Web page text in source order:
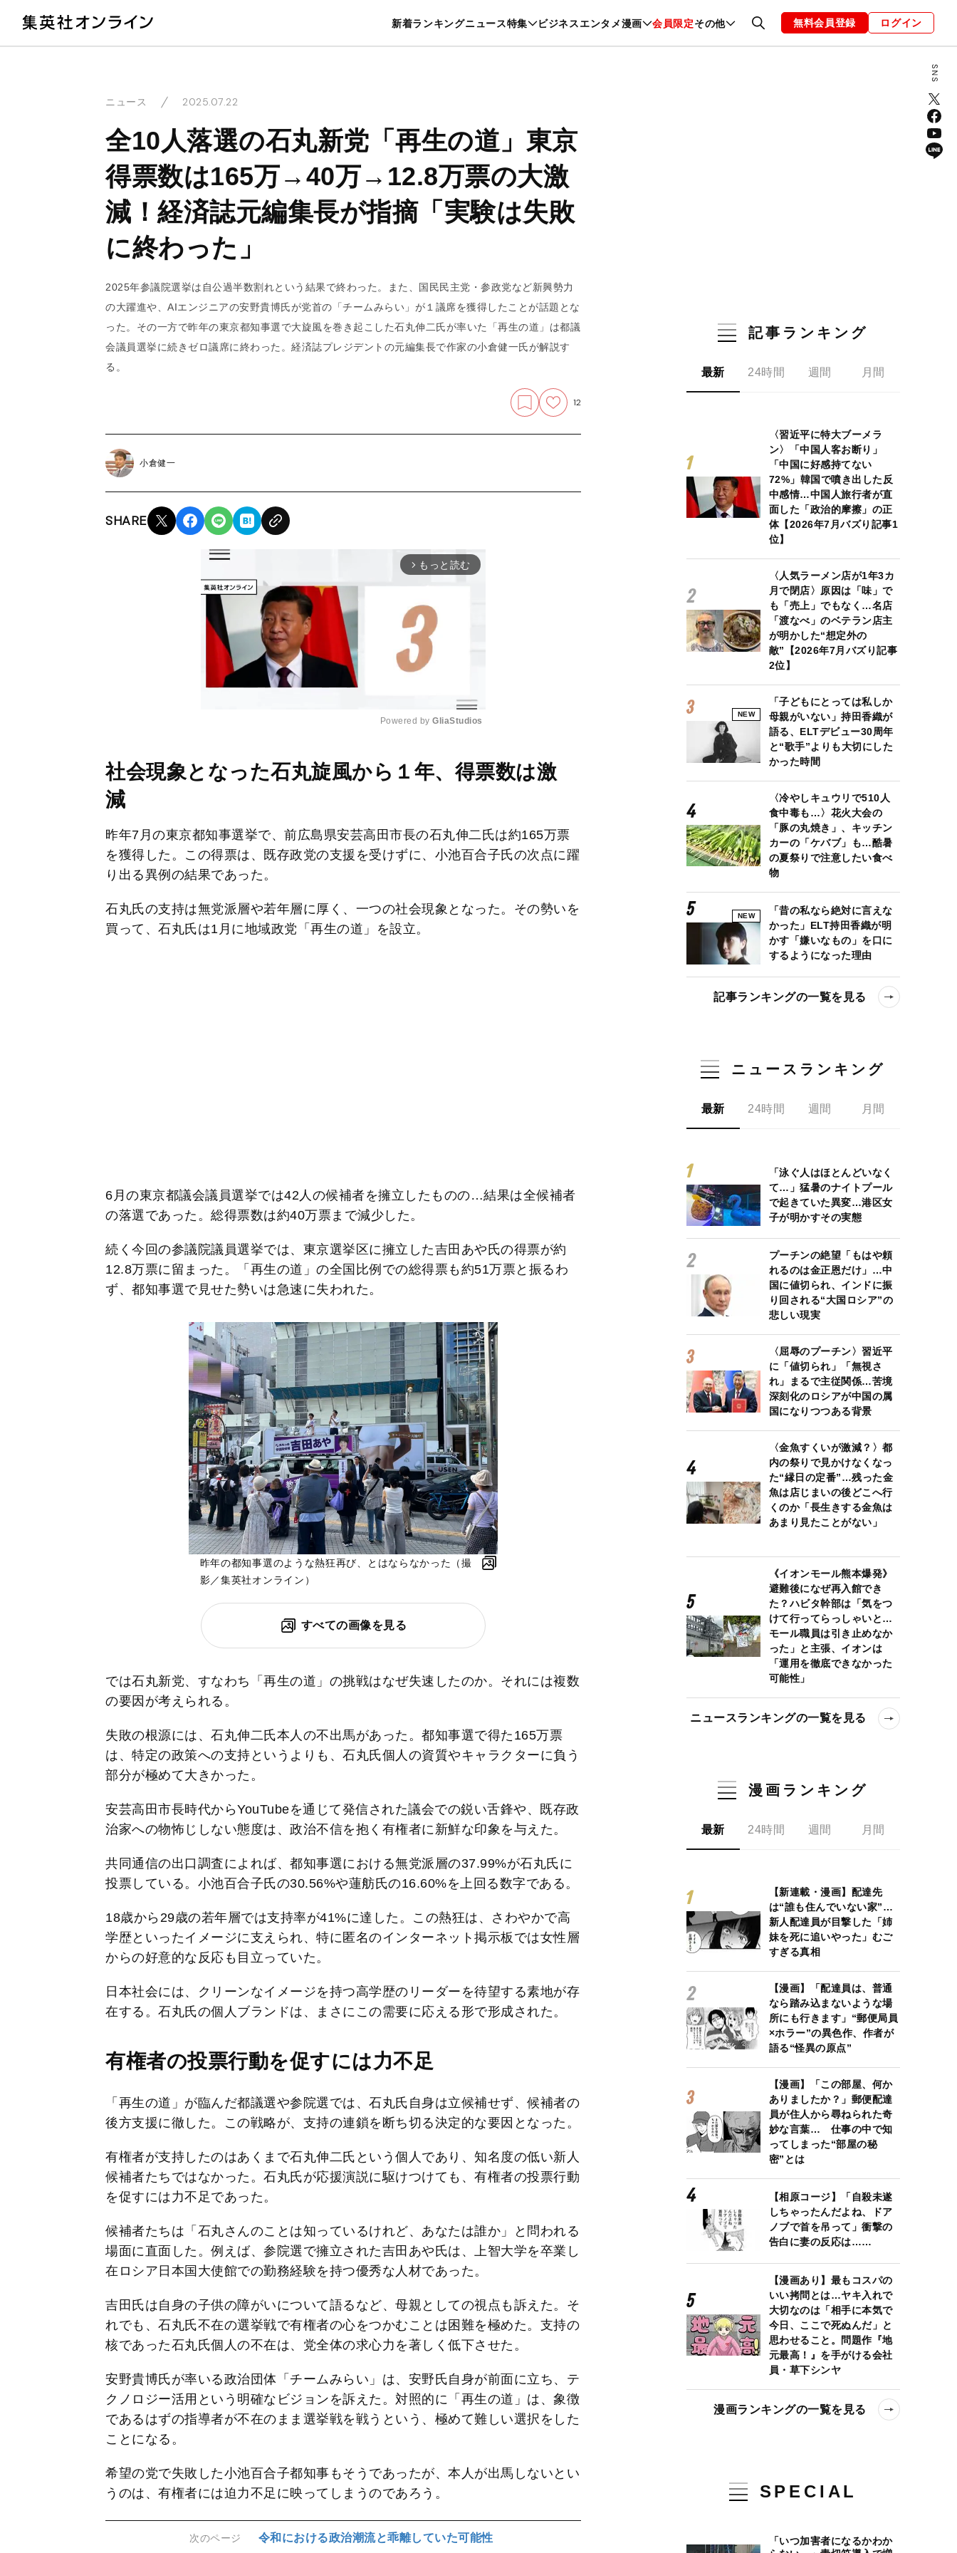
新着ランキングニュース特集 ビジネスエンタメ漫画 会員限定その他
暮らし スポーツ ヘルスケア 美容 グルメ ファッション 恋愛・結婚 編集部 お知らせ
無料会員登録 ログイン
ニュース 2025.07.22
全10人落選の石丸新党「再生の道」東京
得票数は165万→40万→12.8万票の大激
減！経済誌元編集長が指摘「実験は失敗
に終わった」
2025年参議院選挙は自公過半数割れという結果で終わった。また、国民民主党・参政党など新興勢力
の大躍進や、AIエンジニアの安野貴博氏が党首の「チームみらい」が１議席を獲得したことが話題とな
った。その一方で昨年の東京都知事選で大旋風を巻き起こした石丸伸二氏が率いた「再生の道」は都議
会議員選挙に続きゼロ議席に終わった。経済誌プレジデントの元編集長で作家の小倉健一氏が解説す
る。
12
小倉健一
SHARE
arrow_forward_ios もっと読む
M
u
Powered by GliaStudios
社会現象となった石丸旋風から１年、得票数は激
減
昨年7月の東京都知事選挙で、前広島県安芸高田市長の石丸伸二氏は約165万票
を獲得した。この得票は、既存政党の支援を受けずに、小池百合子氏の次点に躍
り出る異例の結果であった。
石丸氏の支持は無党派層や若年層に厚く、一つの社会現象となった。その勢いを
買って、石丸氏は1月に地域政党「再生の道」を設立。
6月の東京都議会議員選挙では42人の候補者を擁立したものの…結果は全候補者
の落選であった。総得票数は約40万票まで減少した。
続く今回の参議院議員選挙では、東京選挙区に擁立した吉田あや氏の得票が約
12.8万票に留まった。「再生の道」の全国比例での総得票も約51万票と振るわ
ず、都知事選で見せた勢いは急速に失われた。
昨年の都知事選のような熱狂再び、とはならなかった（撮
影／集英社オンライン）
すべての画像を見る
では石丸新党、すなわち「再生の道」の挑戦はなぜ失速したのか。それには複数
の要因が考えられる。
失敗の根源には、石丸伸二氏本人の不出馬があった。都知事選で得た165万票
は、特定の政策への支持というよりも、石丸氏個人の資質やキャラクターに負う
部分が極めて大きかった。
安芸高田市長時代からYouTubeを通じて発信された議会での鋭い舌鋒や、既存政
治家への物怖じしない態度は、政治不信を抱く有権者に新鮮な印象を与えた。
共同通信の出口調査によれば、都知事選における無党派層の37.99%が石丸氏に
投票している。小池百合子氏の30.56%や蓮舫氏の16.60%を上回る数字である。
18歳から29歳の若年層では支持率が41%に達した。この熱狂は、さわやかで高
学歴といったイメージに支えられ、特に匿名のインターネット掲示板では女性層
からの好意的な反応も目立っていた。
日本社会には、クリーンなイメージを持つ高学歴のリーダーを待望する素地が存
在する。石丸氏の個人ブランドは、まさにこの需要に応える形で形成された。
有権者の投票行動を促すには力不足
「再生の道」が臨んだ都議選や参院選では、石丸氏自身は立候補せず、候補者の
後方支援に徹した。この戦略が、支持の連鎖を断ち切る決定的な要因となった。
有権者が支持したのはあくまで石丸伸二氏という個人であり、知名度の低い新人
候補者たちではなかった。石丸氏が応援演説に駆けつけても、有権者の投票行動
を促すには力不足であった。
候補者たちは「石丸さんのことは知っているけれど、あなたは誰か」と問われる
場面に直面した。例えば、参院選で擁立された吉田あや氏は、上智大学を卒業し
在ロシア日本国大使館での勤務経験を持つ優秀な人材であった。
吉田氏は自身の子供の障がいについて語るなど、母親としての視点も訴えた。そ
れでも、石丸氏不在の選挙戦で有権者の心をつかむことは困難を極めた。支持の
核であった石丸氏個人の不在は、党全体の求心力を著しく低下させた。
安野貴博氏が率いる政治団体「チームみらい」は、安野氏自身が前面に立ち、テ
クノロジー活用という明確なビジョンを訴えた。対照的に「再生の道」は、象徴
であるはずの指導者が不在のまま選挙戦を戦うという、極めて難しい選択をした
ことになる。
希望の党で失敗した小池百合子都知事もそうであったが、本人が出馬しないとい
うのは、有権者には迫力不足に映ってしまうのであろう。
次のページ 令和における政治潮流と乖離していた可能性
記事ランキング
最新 24時間 週間 月間
〈習近平に特大ブーメラ
ン〉「中国人客お断り」
「中国に好感持てない
72%」韓国で噴き出した反
中感情…中国人旅行者が直
面した「政治的摩擦」の正
体【2026年7月バズり記事1
位】
〈人気ラーメン店が1年3カ
月で閉店〉原因は「味」で
も「売上」でもなく…名店
「渡なべ」のベテラン店主
が明かした“想定外の
敵”【2026年7月バズり記事
2位】
NEW
「子どもにとっては私しか
母親がいない」持田香織が
語る、ELTデビュー30周年
と“歌手”よりも大切にした
かった時間
〈冷やしキュウリで510人
食中毒も…〉花火大会の
「豚の丸焼き」、キッチン
カーの「ケバブ」も…酷暑
の夏祭りで注意したい食べ
物
NEW
「昔の私なら絶対に言えな
かった」ELT持田香織が明
かす「嫌いなもの」を口に
するようになった理由
記事ランキングの一覧を見る
ニュースランキング
最新 24時間 週間 月間
「泳ぐ人はほとんどいなく
て…」猛暑のナイトプール
で起きていた異変…港区女
子が明かすその実態
プーチンの絶望「もはや頼
れるのは金正恩だけ」…中
国に値切られ、インドに振
り回される“大国ロシア”の
悲しい現実
〈屈辱のプーチン〉習近平
に「値切られ」「無視さ
れ」まるで主従関係…苦境
深刻化のロシアが中国の属
国になりつつある背景
〈金魚すくいが激減？〉都
内の祭りで見かけなくなっ
た“縁日の定番”…残った金
魚は店じまいの後どこへ行
くのか「長生きする金魚は
あまり見たことがない」
《イオンモール熊本爆発》
避難後になぜ再入館でき
た？ハビタ幹部は「気をつ
けて行ってらっしゃいと…
モール職員は引き止めなか
った」と主張、イオンは
「運用を徹底できなかった
可能性」
ニュースランキングの一覧を見る
漫画ランキング
最新 24時間 週間 月間
【新連載・漫画】配達先
は“誰も住んでいない家”…
新人配達員が目撃した「姉
妹を死に追いやった」むご
すぎる真相
【漫画】「配達員は、普通
なら踏み込まないような場
所にも行きます」“郵便局員
×ホラー”の異色作、作者が
語る“怪異の原点”
【漫画】「この部屋、何か
ありましたか？」郵便配達
員が住人から尋ねられた奇
妙な言葉… 仕事の中で知
ってしまった“部屋の秘
密”とは
【相原コージ】「自殺未遂
しちゃったんだよね、ドア
ノブで首を吊って」衝撃の
告白に妻の反応は……
【漫画あり】最もコスパの
いい拷問とは…ヤキ入れで
大切なのは「相手に本気で
今日、ここで死ぬんだ」と
思わせること。問題作『地
元最高！』を手がける会社
員・草下シンヤ
漫画ランキングの一覧を見る
SPECIAL
「いつ加害者になるかわか